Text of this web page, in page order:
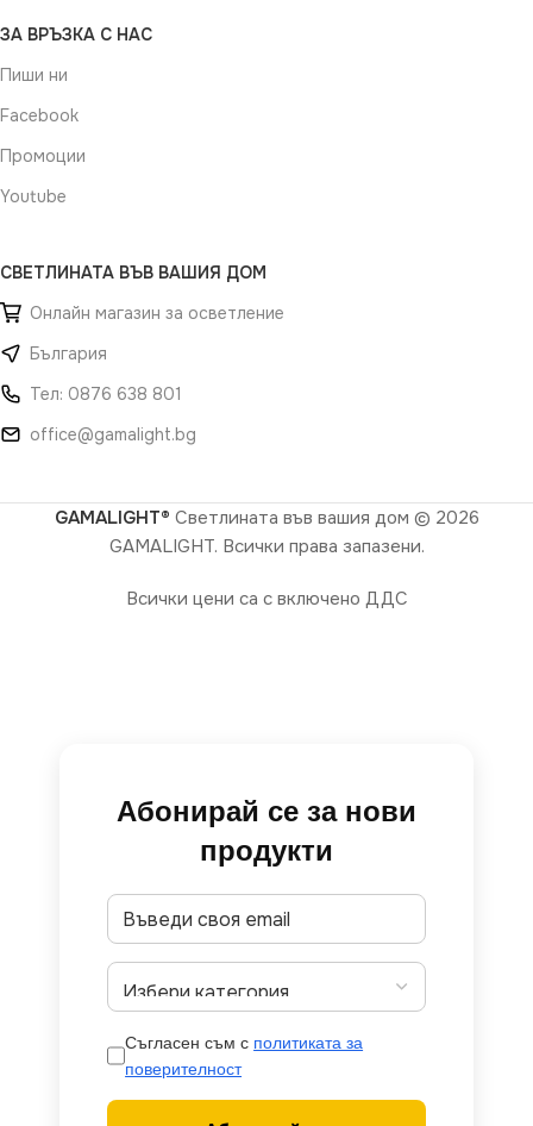
ЗА ВРЪЗКА С НАС
Пиши ни
Facebook
Промоции
Youtube
СВЕТЛИНАТА ВЪВ ВАШИЯ ДОМ
Онлайн магазин за осветление
България
Тел: 0876 638 801
office@gamalight.bg
GAMALIGHT® Светлината във вашия дом © 2026
GAMALIGHT. Всички права запазени.
Всички цени са с включено ДДС
Абонирай се за нови
продукти
Съгласен съм с политиката за
поверителност